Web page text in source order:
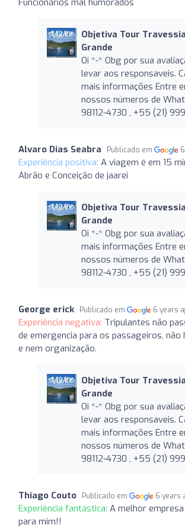
Objetiva Tour
Grande
Oi *-* Obg por sua
levar aos responsaveis.
mais informações Entre
nossos números de
98112-4730 , +55 (21)
Alvaro Dias Seabra Publicado em
Experiência positiva: A viagem é em 15
Abrão e Conceição de jaarei
Objetiva Tour
Grande
Oi *-* Obg por sua
mais informações Entre
nossos números de
98112-4730 , +55 (21)
George erick Publicado em 6 years
Experiência negativa: Tripulantes não
de emergencia para os passageiros, não
e nem organização.
Objetiva Tour
Grande
Oi *-* Obg por sua
levar aos responsaveis.
mais informações Entre
nossos números de
98112-4730 , +55 (21)
Thiago Couto Publicado em 6 years
Experiência fantástica: A melhor
para mim!!